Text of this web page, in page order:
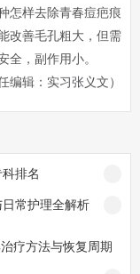
怎样去除青春痘疤痕
改善毛孔粗大，但需
全，副作用小。
编辑：实习张义文）
排名
常护理全解析
疗方法与恢复周期